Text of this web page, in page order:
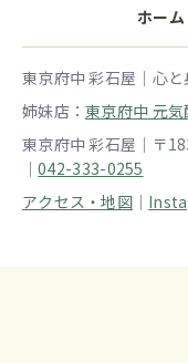
ホー
東京府中 彩石屋｜心と
姉妹店：東京府中 元
東京府中 彩石屋｜〒
｜042-333-0255
アクセス・地図｜